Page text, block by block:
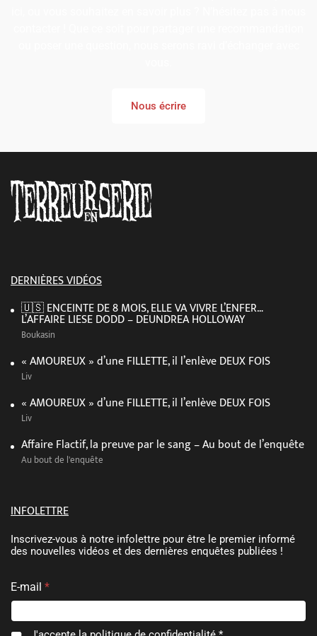
Nous écrire
DERNIÈRES VIDÉOS
🇺🇸 ENCEINTE DE 8 MOIS, ELLE VA VIVRE L’ENFER…
L’AFFAIRE LIESE DODD – DEUNDREA HOLLOWAY
Boukasin
« AMOUREUX » d’une FILLETTE, il l’enlève DEUX FOIS
Liv
« AMOUREUX » d’une FILLETTE, il l’enlève DEUX FOIS
Liv
Affaire Flactif, la preuve par le sang – Au bout de l’enquête
Au bout de l'enquête
INFOLETTRE
Inscrivez-vous à notre infolettre pour être le premier informé
des nouvelles vidéos et des dernières enquêtes publiées !
E-mail *